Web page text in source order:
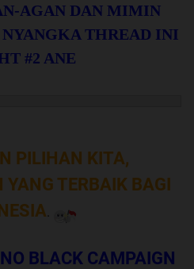
AGAN DAN MIMIN
THREAD INI
#2 ANE
PILIHAN KITA,
TERBAIK BAGI
.
BLACK CAMPAIGN